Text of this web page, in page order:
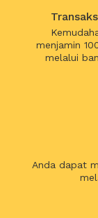
menjamin
melalui
Anda dapat